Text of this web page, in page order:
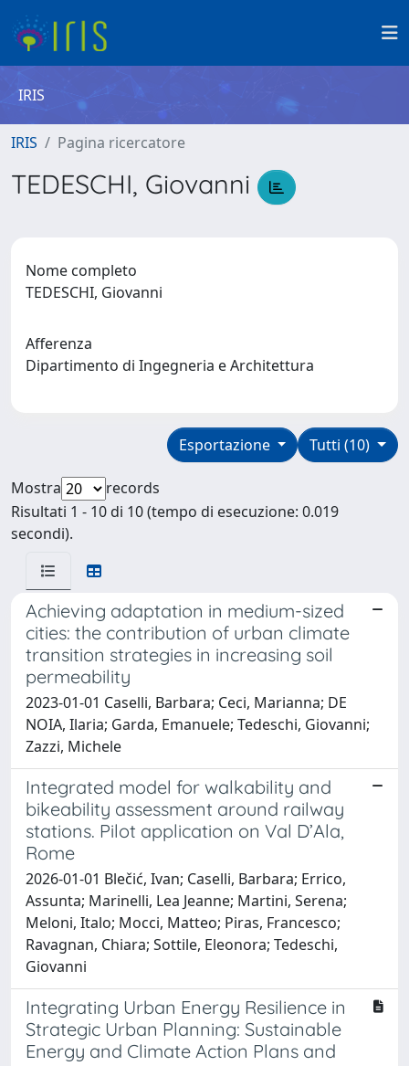
IRIS
IRIS Pagina ricercatore
TEDESCHI, Giovanni
Nome completo
TEDESCHI, Giovanni
Afferenza
Dipartimento di Ingegneria e Architettura
Tutti (10)
Esportazione
Mostra
records
Risultati 1 - 10 di 10 (tempo di esecuzione: 0.019
secondi).
Achieving adaptation in medium-sized
cities: the contribution of urban climate
transition strategies in increasing soil
permeability
2023-01-01 Caselli, Barbara; Ceci, Marianna; DE
NOIA, Ilaria; Garda, Emanuele; Tedeschi, Giovanni;
Zazzi, Michele
Integrated model for walkability and
bikeability assessment around railway
stations. Pilot application on Val D’Ala,
Rome
2026-01-01 Blečić, Ivan; Caselli, Barbara; Errico,
Assunta; Marinelli, Lea Jeanne; Martini, Serena;
Meloni, Italo; Mocci, Matteo; Piras, Francesco;
Ravagnan, Chiara; Sottile, Eleonora; Tedeschi,
Giovanni
Integrating Urban Energy Resilience in
Strategic Urban Planning: Sustainable
Energy and Climate Action Plans and